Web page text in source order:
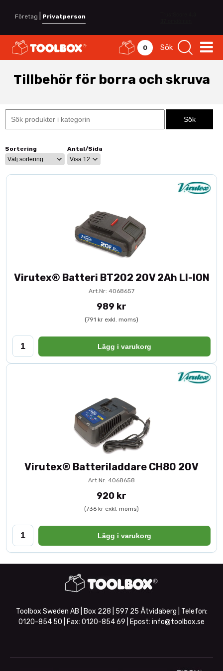
Företag Privatperson
0 Sök
Tillbehör för borra och skruva
Sortering Antal/Sida
Virutex® Batteri BT202 20V 2Ah LI-ION
Art.Nr: 4068657
989 kr
(791 kr exkl. moms)
Lägg i varukorg
Virutex® Batteriladdare CH80 20V
Art.Nr: 4068658
920 kr
(736 kr exkl. moms)
Lägg i varukorg
Toolbox Sweden AB | Box 228 | 597 25 Åtvidaberg | Telefon:
0120-854 50 | Fax: 0120-854 69 | Epost: info@toolbox.se